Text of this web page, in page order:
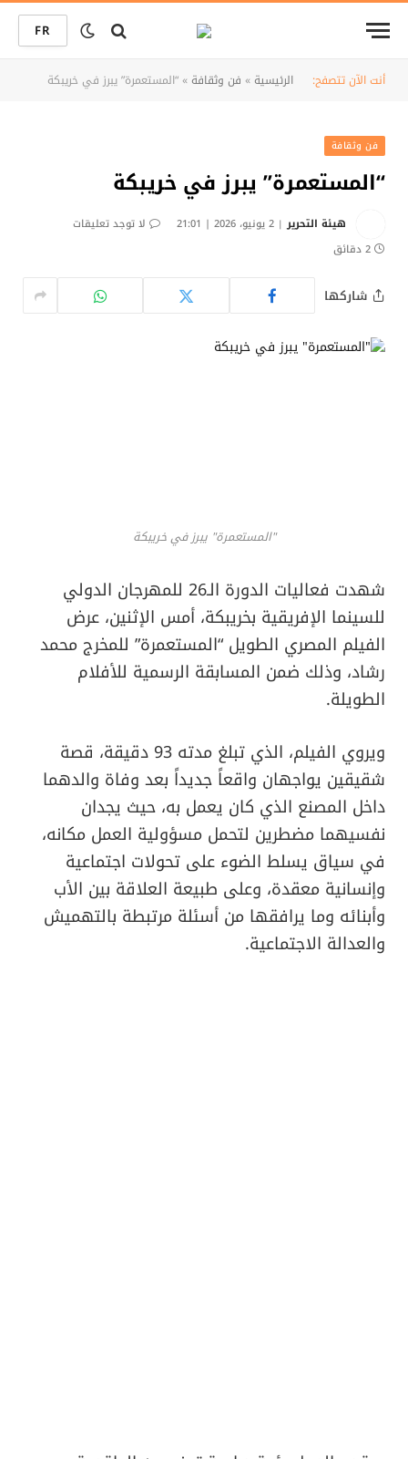
FR
أنت الآن تتصفح: الرئيسية» فن وثقافة»“المستعمرة” يبرز في خريبكة
فن وثقافة
“المستعمرة” يبرز في خريبكة
هيئة التحرير 2 يونيو، 2026 | 21:01
لا توجد تعليقات
2 دقائق
شاركها
"المستعمرة" يبرز في خريبكة
شهدت فعاليات الدورة الـ26 للمهرجان الدولي
للسينما الإفريقية بخريبكة، أمس الإثنين، عرض
الفيلم المصري الطويل “المستعمرة” للمخرج محمد
رشاد، وذلك ضمن المسابقة الرسمية للأفلام
الطويلة.
ويروي الفيلم، الذي تبلغ مدته 93 دقيقة، قصة
شقيقين يواجهان واقعاً جديداً بعد وفاة والدهما
داخل المصنع الذي كان يعمل به، حيث يجدان
نفسيهما مضطرين لتحمل مسؤولية العمل مكانه،
في سياق يسلط الضوء على تحولات اجتماعية
وإنسانية معقدة، وعلى طبيعة العلاقة بين الأب
وأبنائه وما يرافقها من أسئلة مرتبطة بالتهميش
والعدالة الاجتماعية.